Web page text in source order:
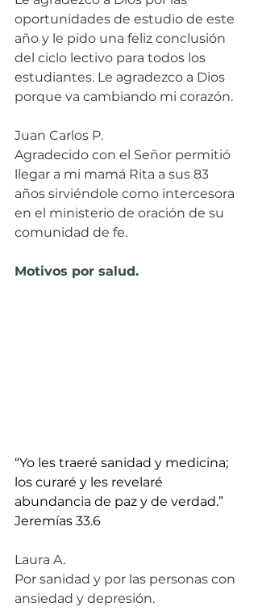
oportunidades de estudio de este
año y le pido una feliz conclusión
del ciclo lectivo para todos los
estudiantes. Le agradezco a Dios
porque va cambiando mi corazón.
Juan Carlos P.
Agradecido con el Señor permitió
llegar a mi mamá Rita a sus 83
años sirviéndole como intercesora
en el ministerio de oración de su
comunidad de fe.
Motivos por salud.
“Yo les traeré sanidad y medicina;
los curaré y les revelaré
abundancia de paz y de verdad.”
Jeremías 33.6
Laura A.
Por sanidad y por las personas con
ansiedad y depresión.